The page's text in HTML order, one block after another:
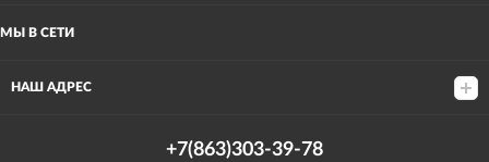
МЫ В СЕТИ
НАШ АДРЕС
+7(863)303-39-78